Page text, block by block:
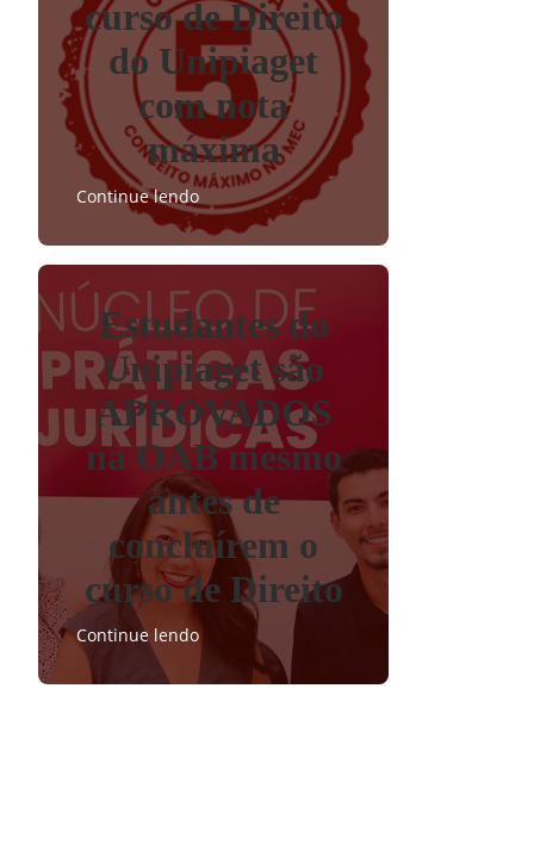
curso de Direito
do Unipiaget
com nota
máxima
Continue lendo
Estudantes do
Unipiaget são
APROVADOS
na OAB mesmo
antes de
concluírem o
curso de Direito
Continue lendo